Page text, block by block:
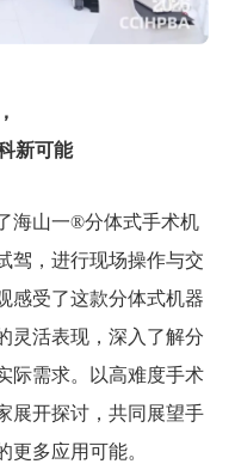
新可能
海山一®分体式手术机
驾，进行现场操作与交
感受了这款分体式机器
灵活表现，深入了解分
际需求。以高难度手术
展开探讨，共同展望手
更多应用可能。